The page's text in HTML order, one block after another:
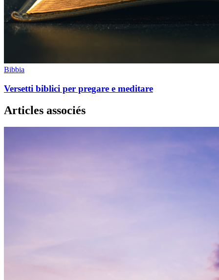
Bibbia
Versetti biblici per pregare e meditare
Articles associés